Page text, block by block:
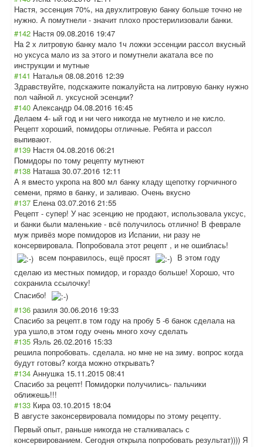
Настя, эссенция 70%, на двухлитровую банку больше точно не
нужно. А помутнели - значит плохо простерилизовали банки.
#142 Настя 09.08.2016 19:47
На 2 х литровую банку мало 1ч ложки эссенции рассол вкусный
но уксуса мало из за этого и помутнели акатала все по
инструкции и мутные
#141 Наталья 08.08.2016 12:39
Здравствуйте, подскажите пожалуйста на литровую банку нужно
пол чайной л. уксусной эсенции?
#140 Александр 04.08.2016 16:45
Делаем 4- ый год и ни чего никогда не мутнело и не кисло.
Рецепт хороший, помидоры отличные. Ребята и рассол
выпивают.
#139 Настя 04.08.2016 06:21
Помидоры по тому рецепту мутнеют
#138 Наташа 30.07.2016 12:11
А я вместо укропа на 800 мл банку кладу щепотку горчичного
семени, прямо в банку, и заливаю. Очень вкусно
#137 Елена 03.07.2016 21:55
Рецепт - супер! У нас эсенцию не продают, использовала уксус,
и банки были маленькие - всё получилось отлично! В феврале
муж привёз море помидоров из Испании, ни разу не
консервировала. Попробовала этот рецепт , и не ошиблась!
всем понравилось, ещё просят
В этом году
сделаю из местных помидор, и гораздо больше! Хорошо, что
сохранила ссылочку!
Спасибо!
#136 разиля 30.06.2016 19:33
Спасибо за рецепт.в том году на пробу 5 -6 банок сделала на
ура ушло,в этом году очень много хочу сделать
#135 Яэль 26.02.2016 15:33
решила попробовать. сделала. но мне не на зиму. вопрос когда
будут готовы? когда можно открывать?
#134 Аннушка 15.11.2015 08:41
Спасибо за рецепт! Помидорки получились- пальчики
оближешь!!!
#133 Кира 03.10.2015 18:04
В августе законсервировала помидоры по этому рецепту.
Первый опыт, раньше никогда не сталкивалась с
консервированием. Сегодня открыла попробовать результат)))) Я